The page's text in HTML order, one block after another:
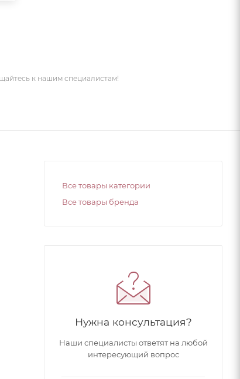
к нашим специалистам!
Все товары категории
Все товары бренда
Нужна консультация?
Наши специалисты ответят на любой
интересующий вопрос